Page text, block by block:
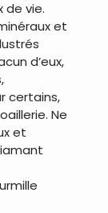
de vie.
et
d’eux,
certains,
Ne
et